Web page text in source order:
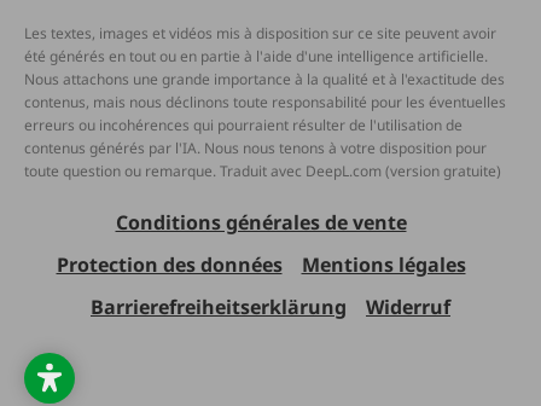
Les textes, images et vidéos mis à disposition sur ce site peuvent avoir
été générés en tout ou en partie à l'aide d'une intelligence artificielle.
Nous attachons une grande importance à la qualité et à l'exactitude des
contenus, mais nous déclinons toute responsabilité pour les éventuelles
erreurs ou incohérences qui pourraient résulter de l'utilisation de
contenus générés par l'IA. Nous nous tenons à votre disposition pour
toute question ou remarque. Traduit avec DeepL.com (version gratuite)
Conditions générales de vente
Protection des données
Mentions légales
Barrierefreiheitserklärung
Widerruf